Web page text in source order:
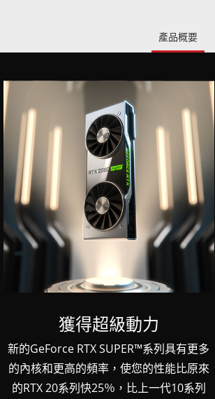
產品概要
獲得超級動力
新的GeForce RTX SUPER™系列具有更多
的內核和更高的頻率，使您的性能比原來
的RTX 20系列快25％，比上一代10系列